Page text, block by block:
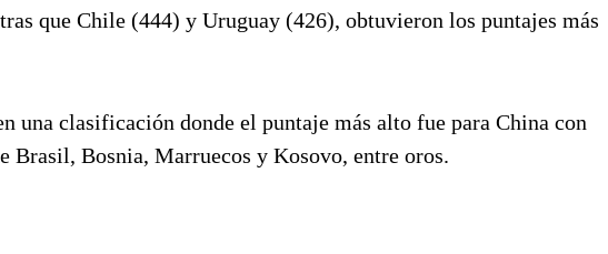
que Chile (444) y Uruguay (426), obtuvieron los puntajes más
una clasificación donde el puntaje más alto fue para China con
Brasil, Bosnia, Marruecos y Kosovo, entre oros.